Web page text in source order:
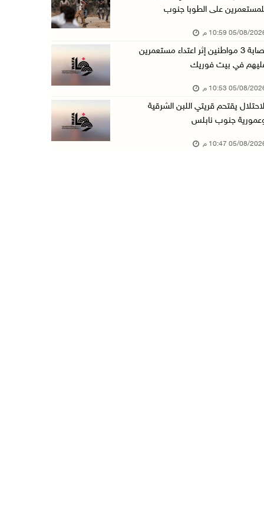
عبد السلام السيد يفوز بترشيح الديمقراطيين لمج ...
الهلال الأحمر: 8 إصابات إثر اعتداء الاحتلال ...
مخطط استعماري جديد في "جيلو" يهدد بعزل القدس ...
الاحتلال ينصب حاجزًا عسكريًا على مدخل بلدة دي ...
على الطوبا جنوب
08/2026 10:59 م
إصابة 3 مواطنين إثر اعتداء مستعمرين
في بيت فوريك
08/2026 10:53 م
يقتحم قريتي اللبن الشرقية
جنوب نابلس
08/2026 10:47 م